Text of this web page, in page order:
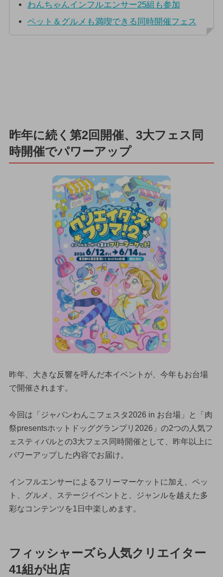
わんちゃんインフルエンサー25組も参加
ペット＆グルメも満喫できる同時開催フェス
昨年に続く第2回開催、3大フェス同
時開催でパワーアップ
昨年、大きな反響を呼んだ本イベントが、今年もお台場
で開催されます。
今回は「ジャパンわんこフェスタ2026 in お台場」と「肉
祭presentsホットドッググランプリ2026」の2つの人気フ
ェスティバルとの3大フェス同時開催として、昨年以上に
パワーアップした内容でお届け。
インフルエンサーによるフリーマーケットに加え、ペッ
ト、グルメ、ステージイベントと、ジャンルを越えた多
彩なコンテンツを1日中楽しめます。
フィッシャーズら人気クリエイター
41組が出店